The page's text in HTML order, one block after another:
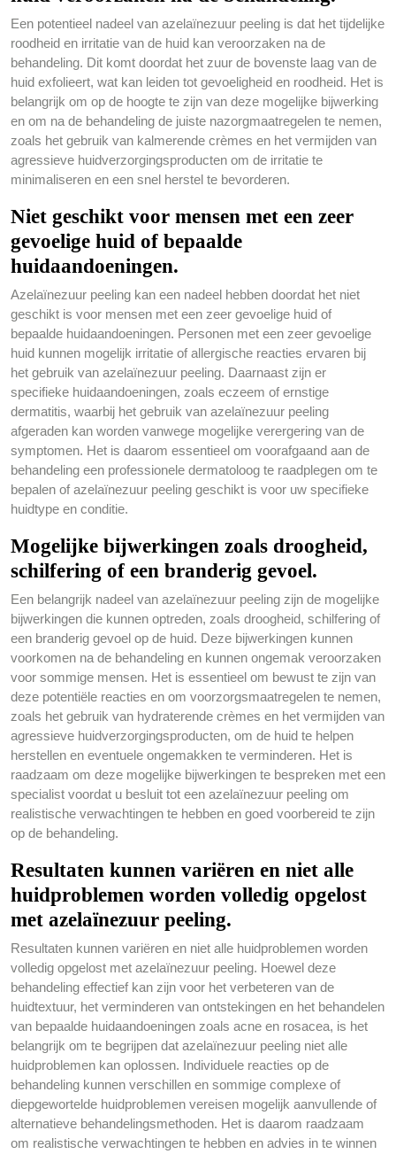
Een potentieel nadeel van azelaïnezuur peeling is dat het tijdelijke
roodheid en irritatie van de huid kan veroorzaken na de
behandeling. Dit komt doordat het zuur de bovenste laag van de
huid exfolieert, wat kan leiden tot gevoeligheid en roodheid. Het is
belangrijk om op de hoogte te zijn van deze mogelijke bijwerking
en om na de behandeling de juiste nazorgmaatregelen te nemen,
zoals het gebruik van kalmerende crèmes en het vermijden van
agressieve huidverzorgingsproducten om de irritatie te
minimaliseren en een snel herstel te bevorderen.
Niet geschikt voor mensen met een zeer
gevoelige huid of bepaalde
huidaandoeningen.
Azelaïnezuur peeling kan een nadeel hebben doordat het niet
geschikt is voor mensen met een zeer gevoelige huid of
bepaalde huidaandoeningen. Personen met een zeer gevoelige
huid kunnen mogelijk irritatie of allergische reacties ervaren bij
het gebruik van azelaïnezuur peeling. Daarnaast zijn er
specifieke huidaandoeningen, zoals eczeem of ernstige
dermatitis, waarbij het gebruik van azelaïnezuur peeling
afgeraden kan worden vanwege mogelijke verergering van de
symptomen. Het is daarom essentieel om voorafgaand aan de
behandeling een professionele dermatoloog te raadplegen om te
bepalen of azelaïnezuur peeling geschikt is voor uw specifieke
huidtype en conditie.
Mogelijke bijwerkingen zoals droogheid,
schilfering of een branderig gevoel.
Een belangrijk nadeel van azelaïnezuur peeling zijn de mogelijke
bijwerkingen die kunnen optreden, zoals droogheid, schilfering of
een branderig gevoel op de huid. Deze bijwerkingen kunnen
voorkomen na de behandeling en kunnen ongemak veroorzaken
voor sommige mensen. Het is essentieel om bewust te zijn van
deze potentiële reacties en om voorzorgsmaatregelen te nemen,
zoals het gebruik van hydraterende crèmes en het vermijden van
agressieve huidverzorgingsproducten, om de huid te helpen
herstellen en eventuele ongemakken te verminderen. Het is
raadzaam om deze mogelijke bijwerkingen te bespreken met een
specialist voordat u besluit tot een azelaïnezuur peeling om
realistische verwachtingen te hebben en goed voorbereid te zijn
op de behandeling.
Resultaten kunnen variëren en niet alle
huidproblemen worden volledig opgelost
met azelaïnezuur peeling.
Resultaten kunnen variëren en niet alle huidproblemen worden
volledig opgelost met azelaïnezuur peeling. Hoewel deze
behandeling effectief kan zijn voor het verbeteren van de
huidtextuur, het verminderen van ontstekingen en het behandelen
van bepaalde huidaandoeningen zoals acne en rosacea, is het
belangrijk om te begrijpen dat azelaïnezuur peeling niet alle
huidproblemen kan oplossen. Individuele reacties op de
behandeling kunnen verschillen en sommige complexe of
diepgewortelde huidproblemen vereisen mogelijk aanvullende of
alternatieve behandelingsmethoden. Het is daarom raadzaam
om realistische verwachtingen te hebben en advies in te winnen